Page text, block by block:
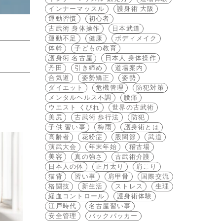
インナーマッスル
護身術 大阪
運動習慣
初心者
古武術 身体操作
日本武道
運動不足
健康
ボディメイク
体幹
子どもの教育
護身術 名古屋
日本人 身体操作
丹田
引き締め
道場案内
合気道
姿勢矯正
姿勢
ダイエット
危機管理
防犯対策
メンタルヘルス不調
腰痛
ウエスト くびれ
世界の古武術
美尻
古武術 歩行法
防犯
子供 習い事
梅雨
護身術とは
高齢者
花粉症 股関節
武道
演武大会
年末年始
稽古場
美容
真の強さ
古武術介護
日本人の体
正月太り
肩こり
猫背
習い事 肩甲骨
国際交流
格闘技
新生活 ストレス
生理
経血コントロール
護身術体験
江戸時代
名古屋習い事
安全管理
バックパッカー